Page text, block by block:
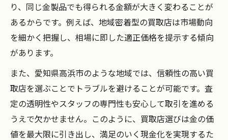
買取店利用前に知る金の査定基準
状態別に異なる買取店での金の評価
買取店で注目される金の種類と特徴
査定書を活用した買取店での交渉方法
安心して相談できる買取店利用のコツまとめ
買取店で安心して金を売るための心構え
トラブル回避のための買取店選びの秘訣
り、同じ金製品でも得られる金額が大きく変わることが
あるからです。例えば、地域密着型の買取店は市場動向
を細かく把握し、相場に即した適正価格を提示する傾向
があります。
また、愛知県高浜市のような地域では、信頼性の高い買
取店を選ぶことでトラブルを避けることが可能です。査
定の透明性やスタッフの専門性も安心して取引を進める
うえで欠かせません。このように、買取店選びは金の価
値を最大限に引き出し、満足のいく現金化を実現するた